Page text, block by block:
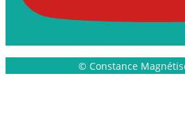
© Constance